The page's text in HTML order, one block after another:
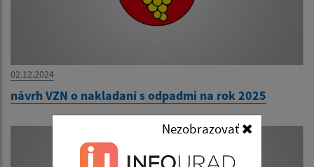
Nezobrazovať
02.12.2024
návrh VZN o nakladaní s odpadmi na rok 2025